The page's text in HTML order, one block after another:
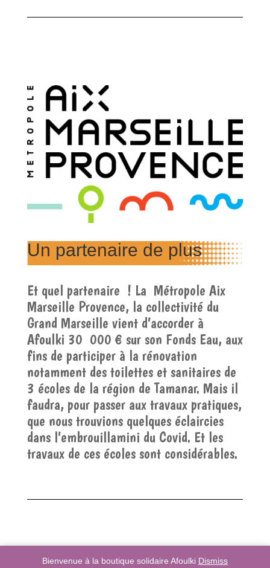
Un partenaire de plus
Et quel partenaire ! La Métropole Aix
Marseille Provence, la collectivité du
Grand Marseille vient d’accorder à
Afoulki 30 000 € sur son Fonds Eau, aux
fins de participer à la rénovation
notamment des toilettes et sanitaires de
3 écoles de la région de Tamanar. Mais il
faudra, pour passer aux travaux pratiques,
que nous trouvions quelques éclaircies
dans l’embrouillamini du Covid. Et les
travaux de ces écoles sont considérables.
Bienvenue à la boutique solidaire Afoulki Dismiss